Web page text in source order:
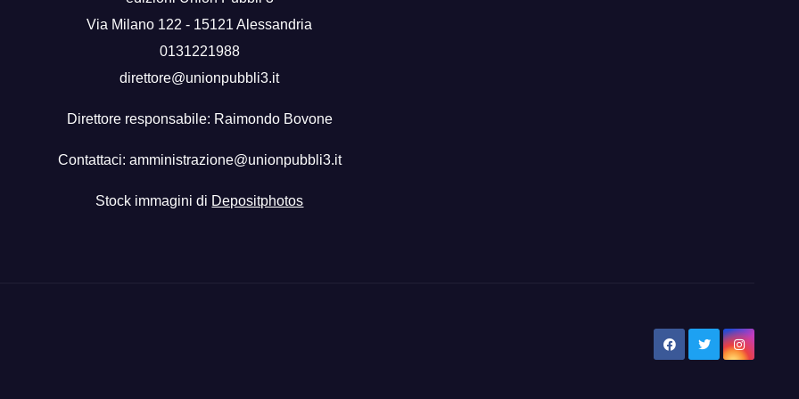
Via Milano 122 - 15121 Alessandria
0131221988
direttore@unionpubbli3.it
Direttore responsabile: Raimondo Bovone
Contattaci: amministrazione@unionpubbli3.it
Stock immagini di Depositphotos